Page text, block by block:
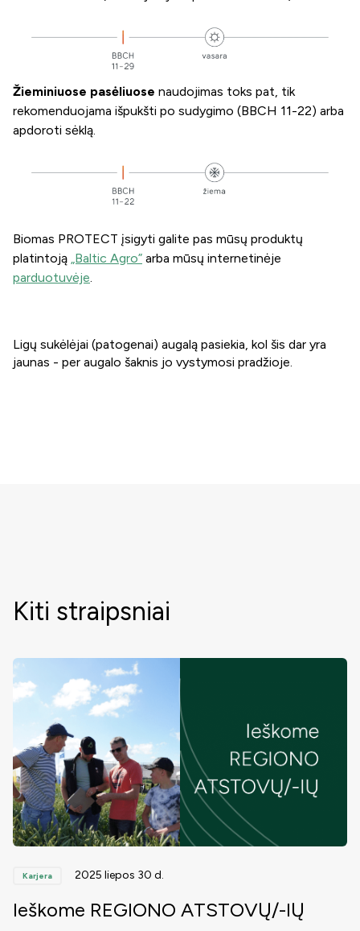
Žieminiuose pasėliuose naudojimas toks pat, tik
rekomenduojama išpukšti po sudygimo (BBCH 11-22) arba
apdoroti sėklą.
Biomas PROTECT įsigyti galite pas mūsų produktų
platintoją „Baltic Agro” arba mūsų internetinėje
parduotuvėje.
Ligų sukėlėjai (patogenai) augalą pasiekia, kol šis dar yra
jaunas - per augalo šaknis jo vystymosi pradžioje.
Kiti straipsniai
Karjera 2025 liepos 30 d.
Ieškome REGIONO ATSTOVŲ/-IŲ